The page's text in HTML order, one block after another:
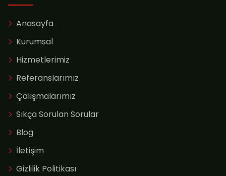
Anasayfa
Kurumsal
Hizmetlerimiz
Referanslarımız
Çalışmalarımız
Sıkça Sorulan Sorular
Blog
İletişim
Gizlilik Politikası